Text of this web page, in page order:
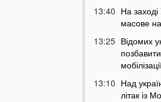
13:40 На заході
масове
13:25 Відомих
13:10 Над
літак із